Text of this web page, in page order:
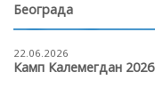
Београда
22.06.2026
Камп Калемегдан 2026